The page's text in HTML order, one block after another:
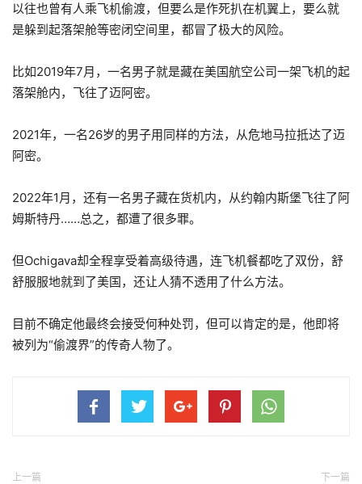
以往也曾有人乘飞机偷渡，但要么是作死扒在机翼上，要么就
是躲到起落架舱等密闭空间里，都冒了极大的风险。
比如2019年7月，一名男子就是藏在美国航空公司一架飞机的起
落架舱内，飞往了迈阿密。
2021年，一名26岁的男子用同样的方法，从危地马拉抵达了迈
阿密。
2022年1月，还有一名男子藏在货机内，从约翰内斯堡飞往了阿
姆斯特丹……总之，都遭了很多罪。
但Ochigava却全程享受着高级待遇，连飞机餐都吃了双份，舒
舒服服地就到了美国，还让人猜不透用了什么方法。
目前不确定他最终会接受何种处罚，但可以肯定的是，他即将
被列为“偷渡界”的传奇人物了。
上一篇 下一篇